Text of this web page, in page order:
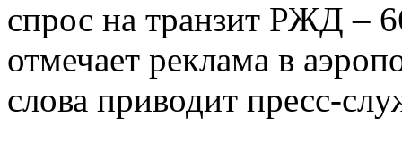
спрос на транзит РЖД –
отмечает реклама в
слова приводит пресс-